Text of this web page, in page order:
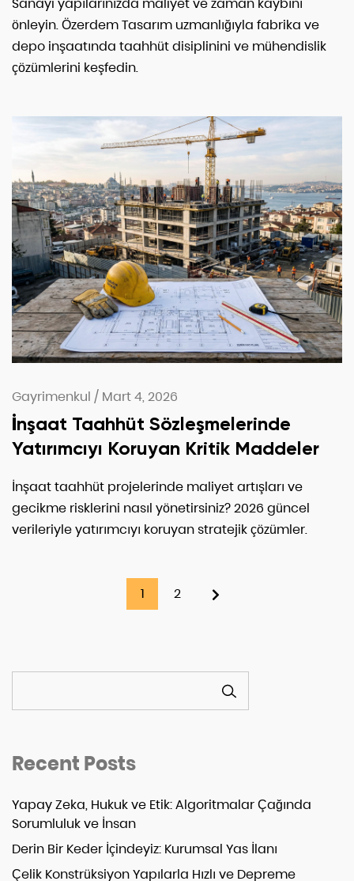
önleyin. Özerdem Tasarım uzmanlığıyla fabrika ve
depo inşaatında taahhüt disiplinini ve mühendislik
çözümlerini keşfedin.
Gayrimenkul / Mart 4, 2026
İnşaat Taahhüt Sözleşmelerinde
Yatırımcıyı Koruyan Kritik Maddeler
İnşaat taahhüt projelerinde maliyet artışları ve
gecikme risklerini nasıl yönetirsiniz? 2026 güncel
verileriyle yatırımcıyı koruyan stratejik çözümler.
1 2
Recent Posts
Yapay Zeka, Hukuk ve Etik: Algoritmalar Çağında
Sorumluluk ve İnsan
Derin Bir Keder İçindeyiz: Kurumsal Yas İlanı
Çelik Konstrüksiyon Yapılarla Hızlı ve Depreme